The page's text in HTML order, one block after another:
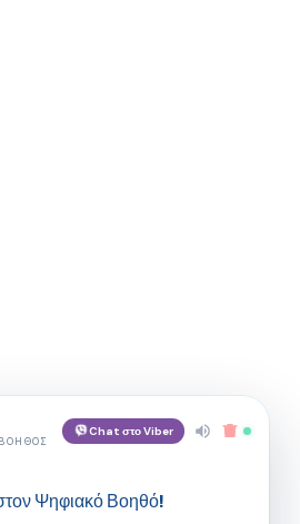
Chat στο Viber
Ψηφιακό Βοηθό!